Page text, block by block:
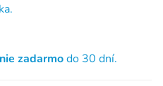
zadarmodo 30 dní.